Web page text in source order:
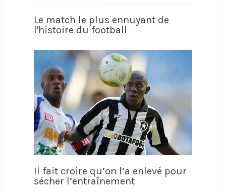
Le match le plus ennuyant de
l'histoire du football
Il fait croire qu’on l’a enlevé pour
sécher l’entraînement